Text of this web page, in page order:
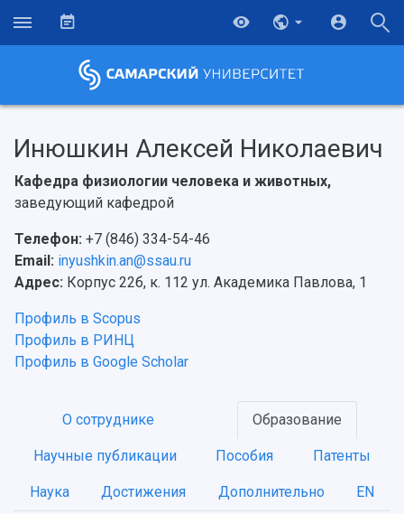
НАЗАД
Инюшкин Алексей Николаевич
Кафедра физиологии человека и животных,
заведующий кафедрой
Телефон: +7 (846) 334-54-46
Email: inyushkin.an@ssau.ru
Адрес: Корпус 22б, к. 112 ул. Академика Павлова, 1
Профиль в Scopus
Профиль в РИНЦ
Профиль в Google Scholar
О сотруднике Образование
Научные публикации Пособия Патенты
Наука Достижения Дополнительно EN